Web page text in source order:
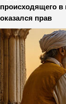
происходящего в
оказался прав